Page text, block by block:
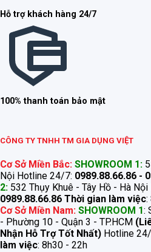
Hỗ trợ khách hàng 24/7
100% thanh toán bảo mật
CÔNG TY TNHH TM GIA DỤNG VIỆT
Cơ Sở Miền Bắc: SHOWROOM 1:
Nội Hotline 24/7: 0989.88.66.86 -
2: 532 Thụy Khuê - Tây Hồ - Hà
0989.88.66.86 Thời gian làm việc:
Cơ Sở Miền Nam: SHOWROOM 1:
- Phường 10 - Quận 3 - TP.HCM
Nhận Hỗ Trợ Tốt Nhất) Hotline
làm việc: 8h30 - 22h